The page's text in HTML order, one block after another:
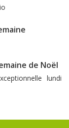
de Noël
lundi